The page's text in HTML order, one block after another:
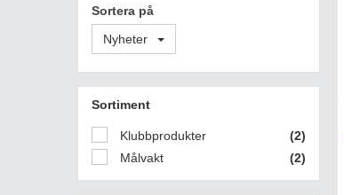
Sortera på
Nyheter
Sortiment
Klubbprodukter
(2)
Målvakt
(2)